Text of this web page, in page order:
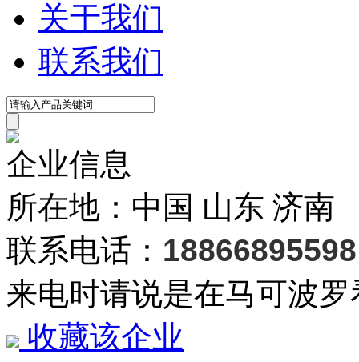
关于我们
联系我们
企业信息
所在地：中国 山东 济南
联系电话： 18866895598
来电时请说是在马可波
收藏该企业